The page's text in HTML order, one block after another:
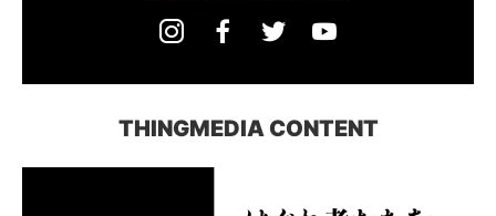
THINGMEDIA CONTENT